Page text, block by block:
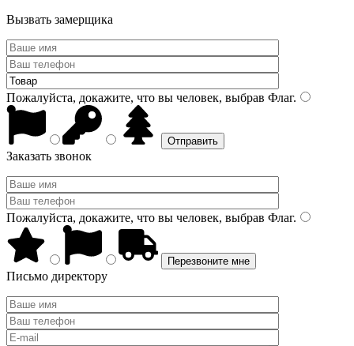
Вызвать замерщика
Пожалуйста, докажите, что вы человек, выбрав Флаг.
Заказать звонок
Пожалуйста, докажите, что вы человек, выбрав Флаг.
Письмо директору